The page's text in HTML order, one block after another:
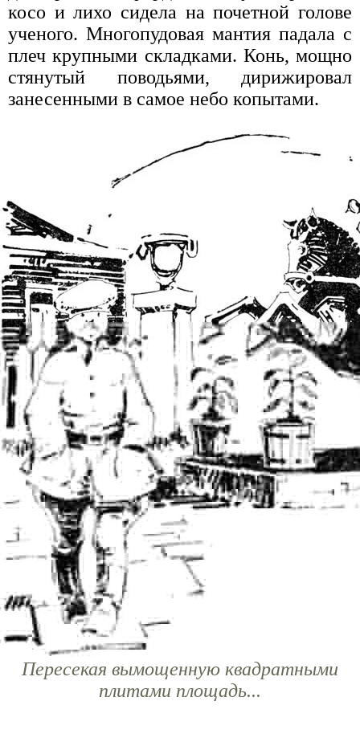
косо и лихо сидела на почетной голове
ученого. Многопудовая мантия падала с
плеч крупными складками. Конь, мощно
стянутый поводьями, дирижировал
занесенными в самое небо копытами.
Пересекая вымощенную квадратными
плитами площадь...